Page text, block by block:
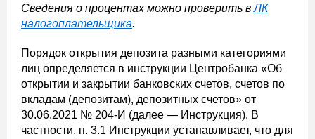
Сведения о процентах можно проверить вЛК
налогоплательщика.
Порядок открытия депозита разными категориями
лиц определяется в инструкции Центробанка «Об
открытии и закрытии банковских счетов, счетов по
вкладам (депозитам), депозитных счетов» от
30.06.2021 № 204-И (далее — Инструкция). В
частности, п. 3.1 Инструкции устанавливает, что для